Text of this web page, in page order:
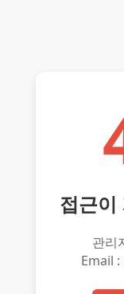
접근이
관리
Email